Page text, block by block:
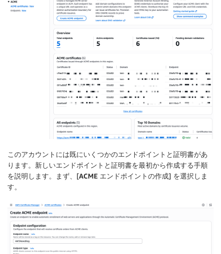
このアカウントには既にいくつかのエンドポイントと証明書があ
ります。新しいエンドポイントと証明書を最初から作成する手順
を説明します。まず、[ACME エンドポイントの作成] を選択しま
す。